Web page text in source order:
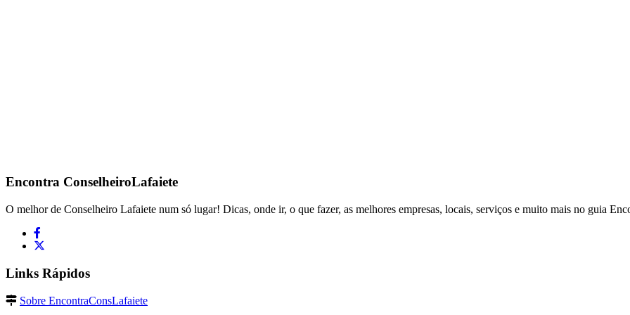
Encontra ConselheiroLafaiete
O melhor de Conselheiro Lafaiete num só lugar! Dicas, onde ir, o que fazer, as melhores empresas, locais, serviços e muito mais no guia
Links Rápidos
Sobre EncontraConsLafaiete